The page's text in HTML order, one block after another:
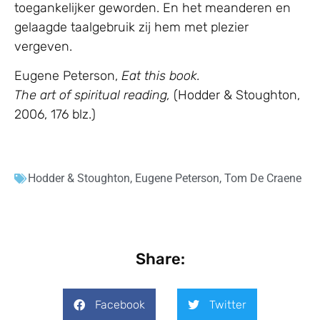
toegankelijker geworden. En het meanderen en
gelaagde taalgebruik zij hem met plezier
vergeven.
Eugene Peterson, Eat this book.
The art of spiritual reading, (Hodder & Stoughton,
2006, 176 blz.)
Hodder & Stoughton, Eugene Peterson, Tom De Craene
Share:
Facebook Twitter